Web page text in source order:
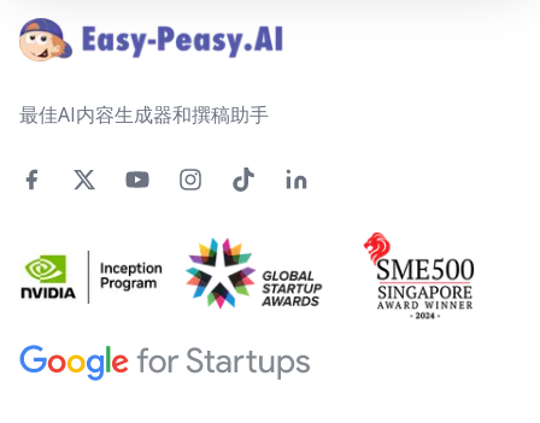
最佳AI内容生成器和撰稿助手